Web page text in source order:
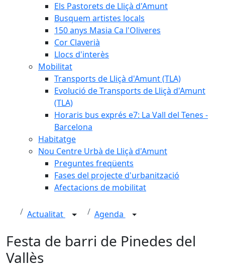
Els Pastorets de Lliçà d'Amunt
Busquem artistes locals
150 anys Masia Ca l'Oliveres
Cor Claverià
Llocs d'interès
Mobilitat
Transports de Lliçà d'Amunt (TLA)
Evolució de Transports de Lliçà d'Amunt
(TLA)
Horaris bus exprés e7: La Vall del Tenes -
Barcelona
Habitatge
Nou Centre Urbà de Lliçà d'Amunt
Preguntes freqüents
Fases del projecte d'urbanització
Afectacions de mobilitat
Actualitat Agenda
Festa de barri de Pinedes del
Vallès